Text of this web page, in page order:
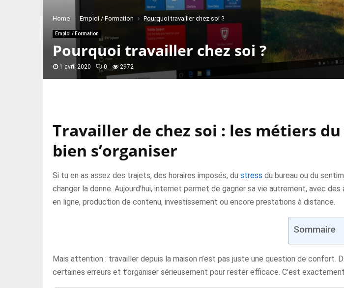
Home Emploi / Formation Pourquoi travailler chez soi ?
Emploi / Formation
Pourquoi travailler chez soi ?
1 avril 2020 0 2972
Travailler de chez soi : les métiers
bien s’organiser
Si tu en as assez des trajets, des horaires imposés, du stress du bureau ou du
changer la donne. Aujourd’hui, internet permet de gagner sa vie autrement, avec
en ligne, production de contenu, investissement ou encore prestations à distance.
Sommaire
Mais attention : travailler depuis la maison n’est pas juste une question de
certaines erreurs et t’organiser sérieusement pour rester efficace. C’est